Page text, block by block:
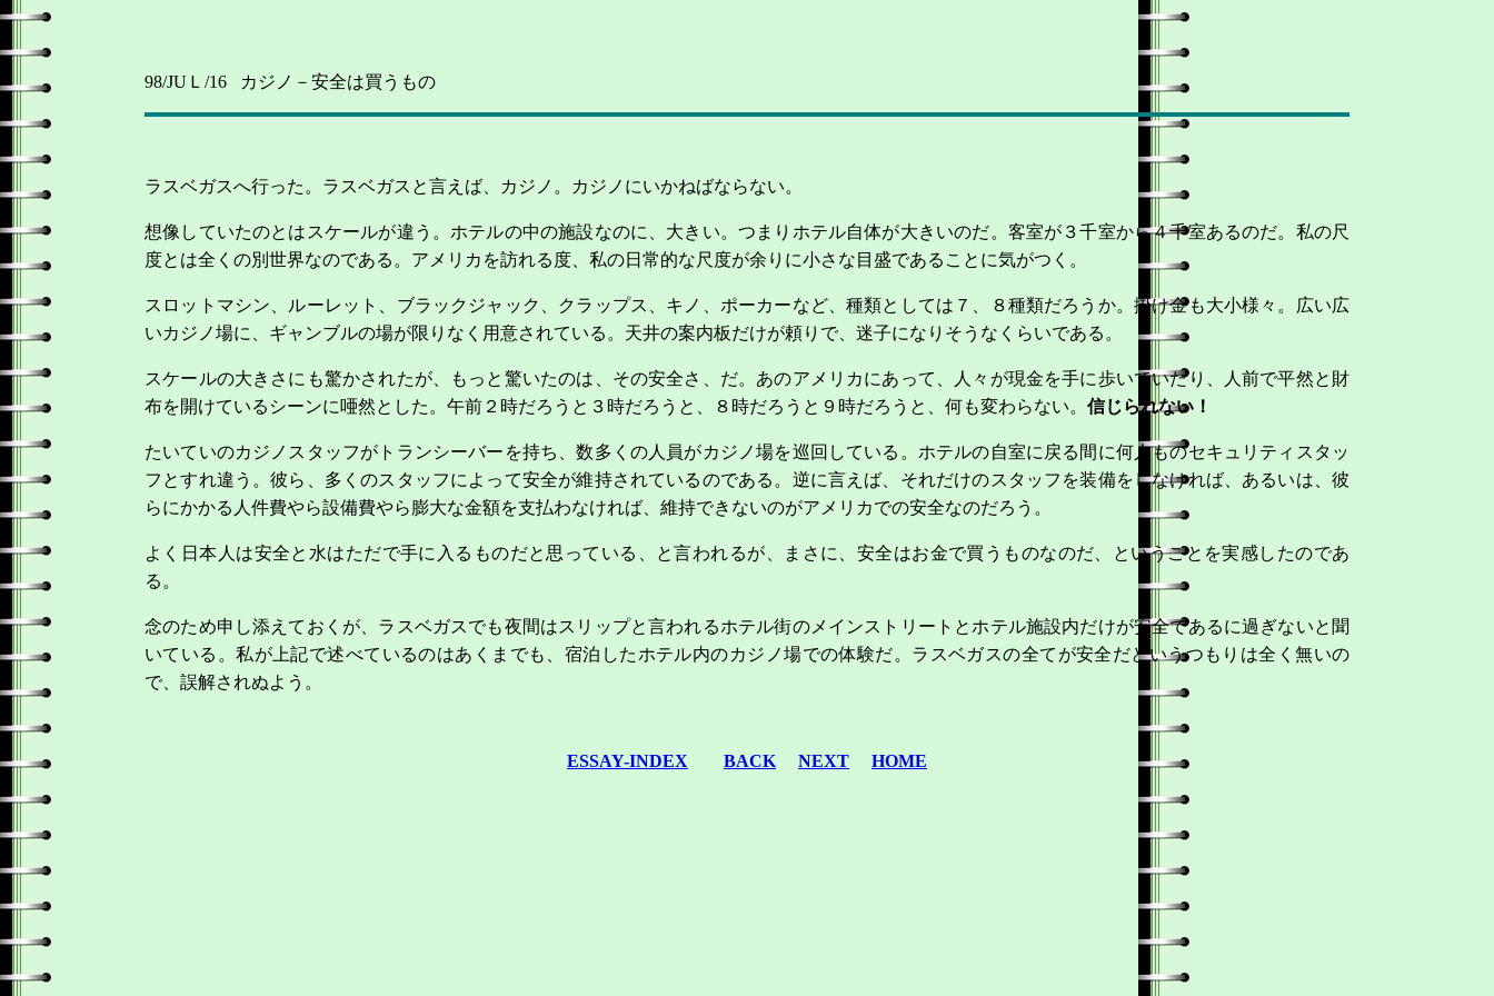
98/JUＬ/16 カジノ－安全は買うもの
ラスベガスへ行った。ラスベガスと言えば、カジノ。カジノにいかねばならない。
想像していたのとはスケールが違う。ホテルの中の施設なのに、大きい。つまりホテル自体が大きいのだ。客室が３千室から４千室あるのだ。私の尺
度とは全くの別世界なのである。アメリカを訪れる度、私の日常的な尺度が余りに小さな目盛であることに気がつく。
スロットマシン、ルーレット、ブラックジャック、クラップス、キノ、ポーカーなど、種類としては７、８種類だろうか。掛け金も大小様々。広い広
いカジノ場に、ギャンブルの場が限りなく用意されている。天井の案内板だけが頼りで、迷子になりそうなくらいである。
スケールの大きさにも驚かされたが、もっと驚いたのは、その安全さ、だ。あのアメリカにあって、人々が現金を手に歩いていたり、人前で平然と財
布を開けているシーンに唖然とした。午前２時だろうと３時だろうと、８時だろうと９時だろうと、何も変わらない。 信じられない！
たいていのカジノスタッフがトランシーバーを持ち、数多くの人員がカジノ場を巡回している。ホテルの自室に戻る間に何人ものセキュリティスタッ
フとすれ違う。彼ら、多くのスタッフによって安全が維持されているのである。逆に言えば、それだけのスタッフを装備をしなければ、あるいは、彼
らにかかる人件費やら設備費やら膨大な金額を支払わなければ、維持できないのがアメリカでの安全なのだろう。
よく日本人は安全と水はただで手に入るものだと思っている、と言われるが、まさに、安全はお金で買うものなのだ、ということを実感したのであ
る。
念のため申し添えておくが、ラスベガスでも夜間はスリップと言われるホテル街のメインストリートとホテル施設内だけが安全であるに過ぎないと聞
いている。私が上記で述べているのはあくまでも、宿泊したホテル内のカジノ場での体験だ。ラスベガスの全てが安全だというつもりは全く無いの
で、誤解されぬよう。
ESSAY-INDEX BACK NEXT HOME